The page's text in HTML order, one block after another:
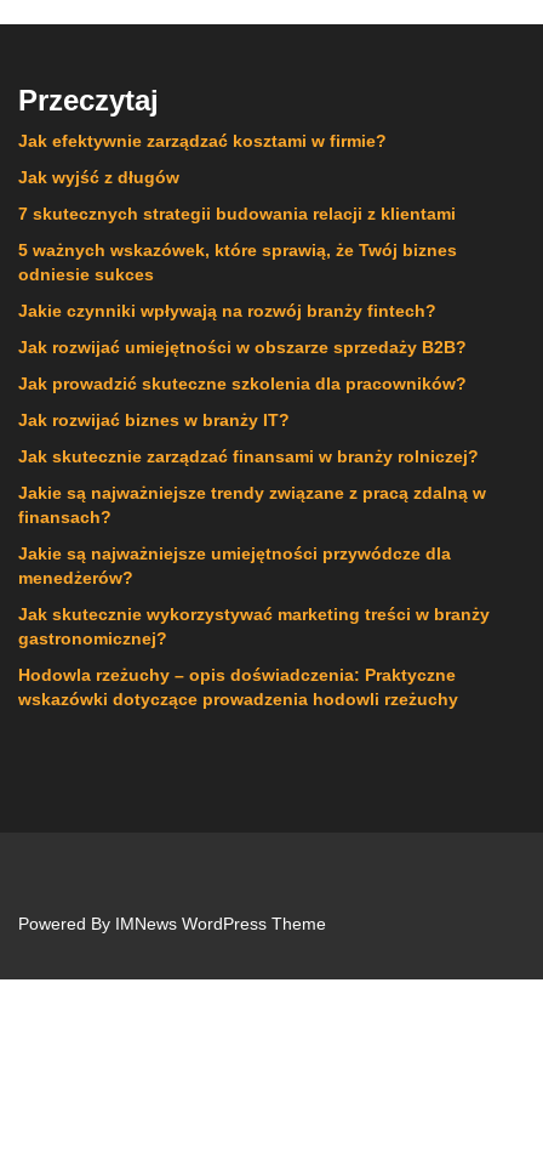
Przeczytaj
Jak efektywnie zarządzać kosztami w firmie?
Jak wyjść z długów
7 skutecznych strategii budowania relacji z klientami
5 ważnych wskazówek, które sprawią, że Twój biznes
odniesie sukces
Jakie czynniki wpływają na rozwój branży fintech?
Jak rozwijać umiejętności w obszarze sprzedaży B2B?
Jak prowadzić skuteczne szkolenia dla pracowników?
Jak rozwijać biznes w branży IT?
Jak skutecznie zarządzać finansami w branży rolniczej?
Jakie są najważniejsze trendy związane z pracą zdalną w
finansach?
Jakie są najważniejsze umiejętności przywódcze dla
menedżerów?
Jak skutecznie wykorzystywać marketing treści w branży
gastronomicznej?
Hodowla rzeżuchy – opis doświadczenia: Praktyczne
wskazówki dotyczące prowadzenia hodowli rzeżuchy
Powered By IMNews WordPress Theme